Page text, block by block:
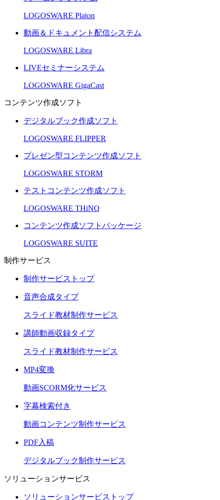
LOGOSWARE Platon
動画＆ドキュメント配信システム
LOGOSWARE Libra
LIVEセミナーシステム
LOGOSWARE GigaCast
コンテンツ作成ソフト
デジタルブック作成ソフト
LOGOSWARE FLIPPER
プレゼン型コンテンツ作成ソフト
LOGOSWARE STORM
テストコンテンツ作成ソフト
LOGOSWARE THiNQ
コンテンツ作成ソフトパッケージ
LOGOSWARE SUITE
制作サービス
制作サービストップ
音声合成タイプ
スライド教材制作サービス
講師動画収録タイプ
スライド教材制作サービス
MP4変換
動画SCORM化サービス
字幕検索付き
動画コンテンツ制作サービス
PDF入稿
デジタルブック制作サービス
ソリューションサービス
ソリューションサービストップ